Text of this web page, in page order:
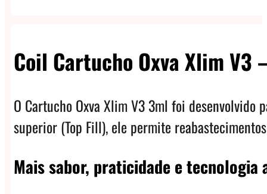
Coil Cartucho Oxva Xlim V3
O Cartucho Oxva Xlim V3 3ml foi desenvolvido
superior (Top Fill), ele permite
Mais sabor, praticidade e tecnologia